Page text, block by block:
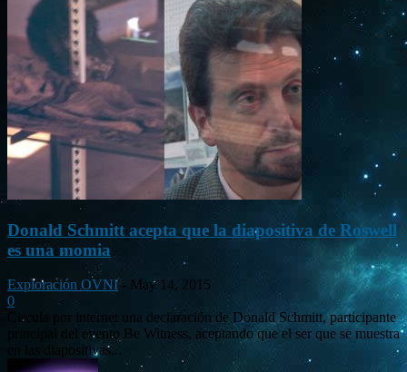
Donald Schmitt acepta que la diapositiva de Roswell
es una momia
Exploración OVNI - May 14, 2015
0
Circula por internet una declaración de Donald Schmitt, participante
principal del evento Be Witness, aceptando que el ser que se muestra
en las diapositivas...